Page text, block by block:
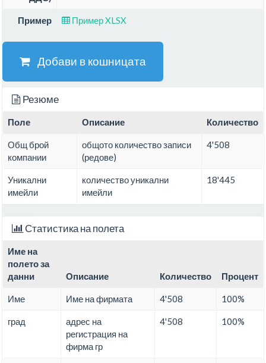
Пример Пример XLSX
Добави в кошницата
Резюме
Поле Описание Количество
Общ брой
компании
общото количество записи
(редове)
4'508
Уникални
имейли
количество уникални
имейли
18'445
Статистика на полета
Име на
полето за
данни
Описание Количество Процент
Име Име на фирмата 4'508 100%
град
адрес на
регистрация на
фирма гр
4'508 100%